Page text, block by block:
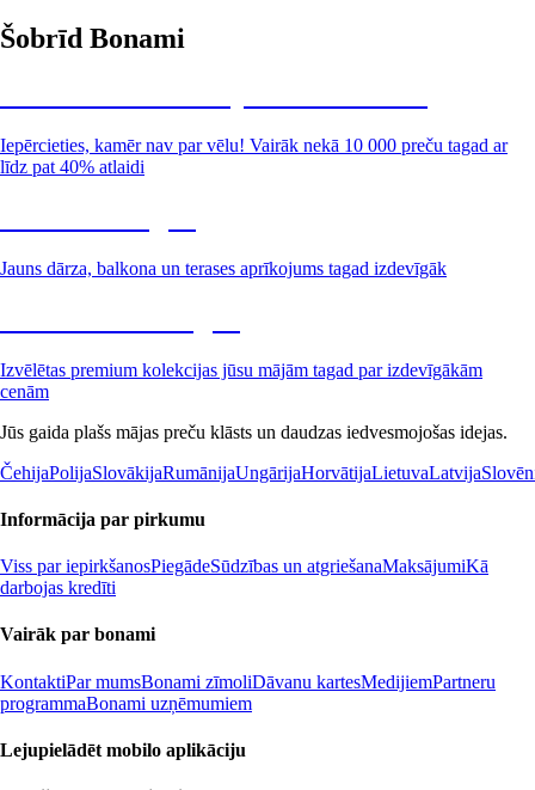
Šobrīd Bonami
Iepērcieties, kamēr nav par vēlu! Vairāk nekā 10 000 preču tagad ar
līdz pat 40% atlaidi
Jauns dārza, balkona un terases aprīkojums tagad izdevīgāk
Izvēlētas premium kolekcijas jūsu mājām tagad par izdevīgākām
cenām
Jūs gaida plašs mājas preču klāsts un daudzas iedvesmojošas idejas.
ČehijaPolijaSlovākijaRumānijaUngārijaHorvātijaLietuvaLatvija
Informācija par pirkumu
Viss par iepirkšanosPiegādeSūdzības un atgriešanaMaksājumiKā
darbojas kredīti
Vairāk par bonami
KontaktiPar mumsBonami zīmoliDāvanu kartesMedijiemPartneru
programmaBonami uzņēmumiem
Lejupielādēt mobilo aplikāciju